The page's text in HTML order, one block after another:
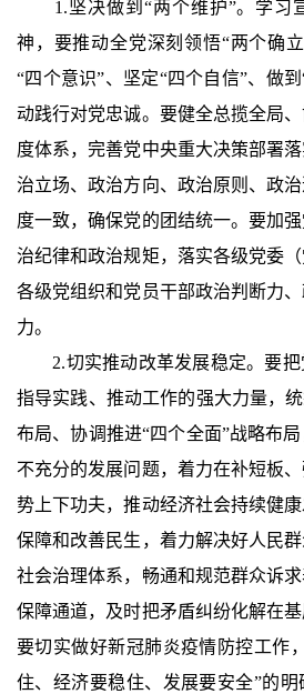
1.坚决做到“两个维护”。学习
神，要推动全党深刻领悟“两个确
“四个意识”、坚定“四个自信”、做
动践行对党忠诚。要健全总揽全局
度体系，完善党中央重大决策部署
治立场、政治方向、政治原则、政
度一致，确保党的团结统一。要加
治纪律和政治规矩，落实各级党委
各级党组织和党员干部政治判断力
力。
2.切实推动改革发展稳定。要把
指导实践、推动工作的强大力量，
布局、协调推进“四个全面”战略布
不充分的发展问题，着力在补短板
势上下功夫，推动经济社会持续健
保障和改善民生，着力解决好人民
社会治理体系，畅通和规范群众诉
保障通道，及时把矛盾纠纷化解在基
要切实做好新冠肺炎疫情防控工作
住、经济要稳住、发展要安全”的